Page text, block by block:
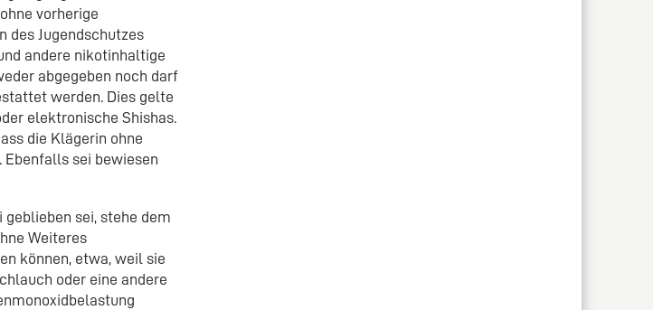
vorherige
des Jugendschutzes
andere nikotinhaltige
abgegeben noch darf
werden. Dies gelte
elektronische Shishas.
die Klägerin ohne
sei bewiesen
sei, stehe dem
Weiteres
können, etwa, weil sie
oder eine andere